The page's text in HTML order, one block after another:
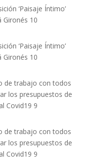
‘Paisaje Íntimo’
Gironés 10
‘Paisaje Íntimo’
Gironés 10
de trabajo con todos
los presupuestos de
Covid19 9
de trabajo con todos
los presupuestos de
Covid19 9